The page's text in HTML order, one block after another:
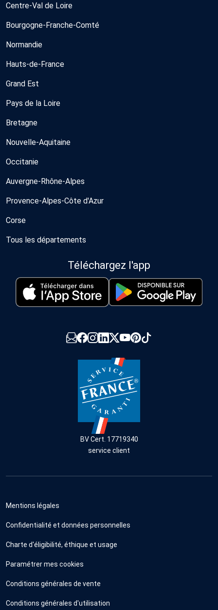
Centre-Val de Loire
Bourgogne-Franche-Comté
Normandie
Hauts-de-France
Grand Est
Pays de la Loire
Bretagne
Nouvelle-Aquitaine
Occitanie
Auvergne-Rhône-Alpes
Provence-Alpes-Côte d'Azur
Corse
Tous les départements
Téléchargez l'app
BV Cert. 17719340
service client
Mentions légales
Confidentialité et données personnelles
Charte d'éligibilité, éthique et usage
Paramétrer mes cookies
Conditions générales de vente
Conditions générales d'utilisation